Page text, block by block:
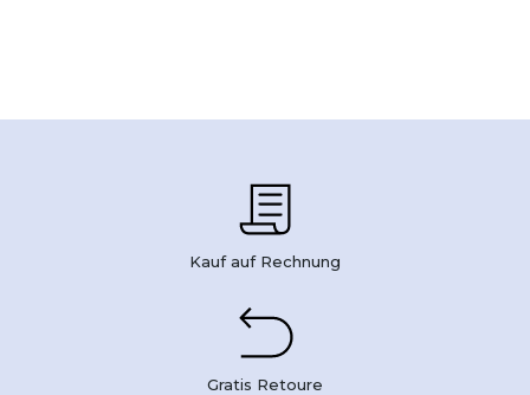
Kauf auf Rechnung
Gratis Retoure